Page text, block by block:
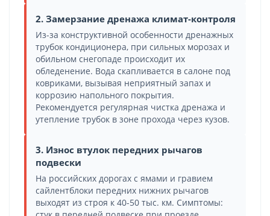
2. Замерзание дренажа климат-контроля
Из-за конструктивной особенности дренажных
трубок кондиционера, при сильных морозах и
обильном снегопаде происходит их
обледенение. Вода скапливается в салоне под
ковриками, вызывая неприятный запах и
коррозию напольного покрытия.
Рекомендуется регулярная чистка дренажа и
утепление трубок в зоне прохода через кузов.
3. Износ втулок передних рычагов
подвески
На российских дорогах с ямами и гравием
сайлентблоки передних нижних рычагов
выходят из строя к 40-50 тыс. км. Симптомы: